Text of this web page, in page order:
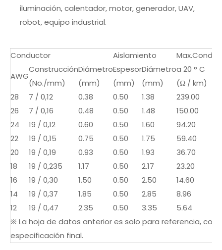
iluminación, calentador, motor, generador, UAV,
robot, equipo industrial.
Conductor Aislamiento
a 20 ° C
(Ω / km)
AWG
Construcción
(No./mm)
Diámetro
(mm)
Espesor
(mm)
Diámetro
(mm)
28
7 / 0,12 0.38 0.50 1.38
239.00
26
7 / 0,16 0.48 0.50 1.48
150.00
24
19 / 0,12 0.60 0.50 1.60
94.20
22
19 / 0,15 0.75 0.50 1.75
59.40
20
19 / 0,19 0.93 0.50 1.93
36.70
18
19 / 0,235 1.17 0.50 2.17
23.20
16
19 / 0,30 1.50 0.50 2.50
14.60
14
19 / 0,37 1.85 0.50 2.85
8.96
12
19 / 0,47 2.35 0.50 3.35
5.64
※ La hoja de datos anterior es solo para referencia,
especificación final.